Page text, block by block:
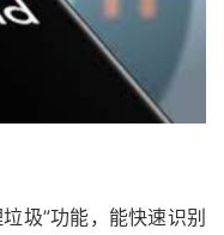
圾”功能，能快速识别